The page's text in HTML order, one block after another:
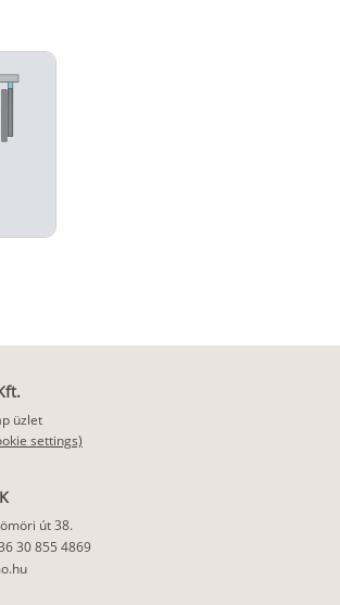
üzlet
settings)
út 38.
30 855 4869